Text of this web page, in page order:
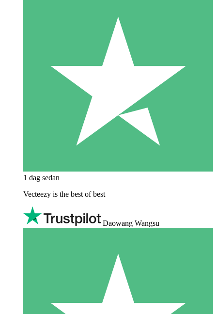
1 dag sedan
Vecteezy is the best of best
Daowang Wangsu